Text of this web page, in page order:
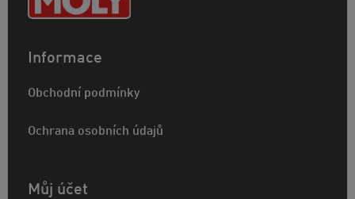
Informace
Obchodní podmínky
Ochrana osobních údajů
Můj účet